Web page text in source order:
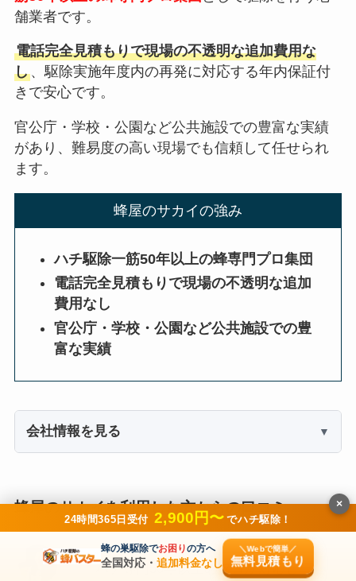
舗業者です。
電話完全見積もりで現場の不透明な追加費用な
し、駆除実施年度内の再発に対応する年内保証付
きで安心です。
官公庁・学校・公園など公共施設での豊富な実績
があり、難易度の高い現場でも信頼して任せられ
ます。
蜂屋のサカイの強み
ハチ駆除一筋50年以上の蜂専門プロ集団
電話完全見積もりで現場の不透明な追加
費用なし
官公庁・学校・公園など公共施設での豊
富な実績
会社情報を見る
蜂屋のサカイを利用した方からの口コミ
ハチ専門50年以上のプロが対応し
24時間365日受付 2,900円〜 でハチ駆除！
蜂の巣駆除でお困りの方へ
全国対応・追加料金なし
＼Webで簡単／
無料見積もり
×